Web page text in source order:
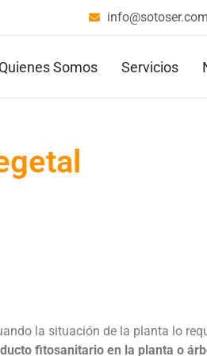
info@sotoser.com
Somos Servicios
la situación de la planta lo
fitosanitario en la planta o